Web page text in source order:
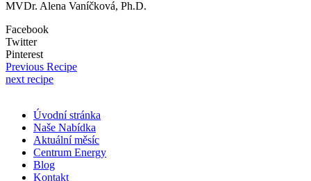
MVDr. Alena Vaníčková, Ph.D.
Facebook
Twitter
Pinterest
Previous Recipe
next recipe
Úvodní stránka
Naše Nabídka
Aktuální měsíc
Centrum Energy
Blog
Kontakt